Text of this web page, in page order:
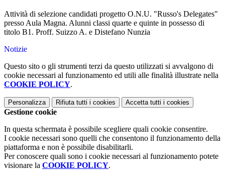
Attività di selezione candidati progetto O.N.U. "Russo's Delegates"
presso Aula Magna. Alunni classi quarte e quinte in possesso di
titolo B1. Proff. Suizzo A. e Distefano Nunzia
Notizie
Questo sito o gli strumenti terzi da questo utilizzati si avvalgono di
cookie necessari al funzionamento ed utili alle finalità illustrate nella
COOKIE POLICY.
Personalizza Rifiuta tutti i cookies Accetta tutti i cookies
Gestione cookie
In questa schermata è possibile scegliere quali cookie consentire.
I cookie necessari sono quelli che consentono il funzionamento della
piattaforma e non è possibile disabilitarli.
Per conoscere quali sono i cookie necessari al funzionamento potete
visionare la COOKIE POLICY.